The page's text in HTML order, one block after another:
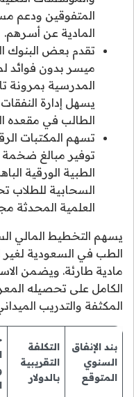
المتفوقين ودعم
المادية عن أسرهم.
تقدم بعض البنوك
ميسر بدون فوائد
المدرسية
يسهل إدارة
الطالب في مقعده
تسهم المكتبات
توفير مبالغ ضخمة
الطبية الورقية
السحابية للطلاب
العلمية المحدثة
يسهم التخطيط المالي
الطب في السعودية لغير
مادية طارئة. ويضمن
الكامل على تحصيله
المكثفة والتدريب
بند الإنفاق
السنوي
المتوقع
التكلفة
التقريبية
بالدولار